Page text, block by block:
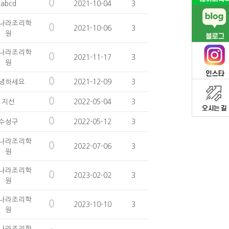
abcd 0 2021-10-04 3
라조리학
원
0 2021-10-06 3
라조리학
원
0 2021-11-17 3
하세요 0 2021-12-09 3
지선 0 2022-05-04 3
성구 0 2022-05-12 3
라조리학
원
0 2022-07-06 3
라조리학
원
0 2023-02-02 3
라조리학
원
0 2023-10-10 3